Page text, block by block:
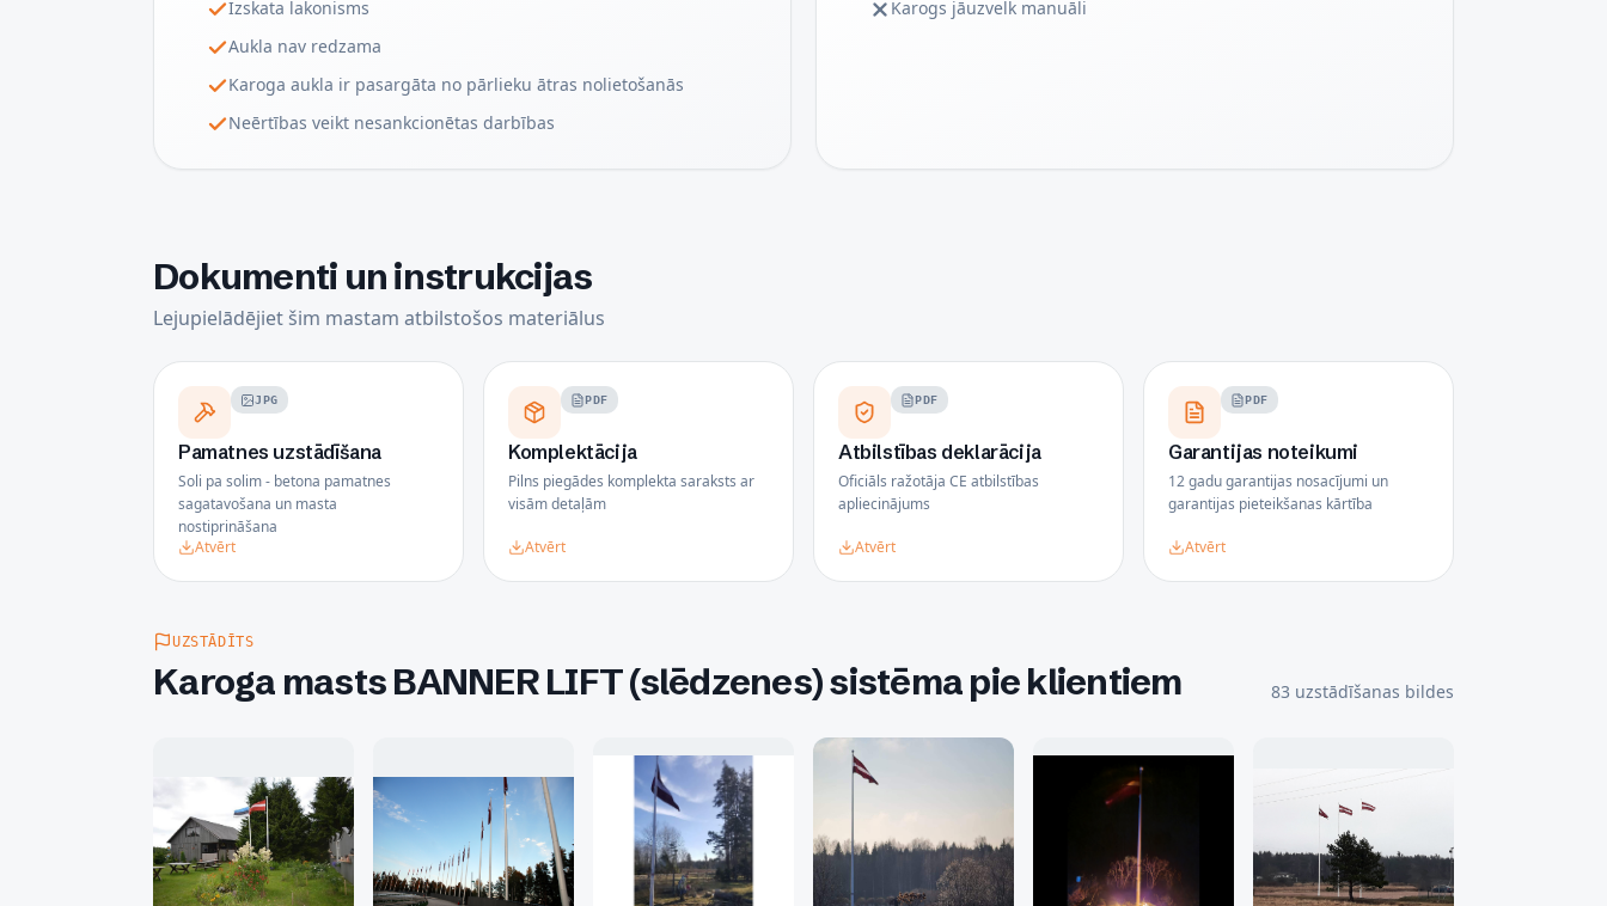
Izskata lakonisms
Aukla nav redzama
Karoga aukla ir pasargāta no pārlieku ātras nolietošanās
Neērtības veikt nesankcionētas darbības
Karogs jāuzvelk manuāli
Dokumenti un instrukcijas
Lejupielādējiet šim mastam atbilstošos materiālus
JPG
Pamatnes uzstādīšana
Soli pa solim - betona pamatnes
sagatavošana un masta
nostiprināšana
Atvērt
PDF
Komplektācija
Pilns piegādes komplekta saraksts ar
visām detaļām
Atvērt
PDF
Atbilstības deklarācija
Oficiāls ražotāja CE atbilstības
apliecinājums
Atvērt
PDF
Garantijas noteikumi
12 gadu garantijas nosacījumi un
garantijas pieteikšanas kārtība
Atvērt
UZSTĀDĪTS
Karoga masts BANNER LIFT (slēdzenes) sistēma pie klientiem 83 uzstādīšanas bildes